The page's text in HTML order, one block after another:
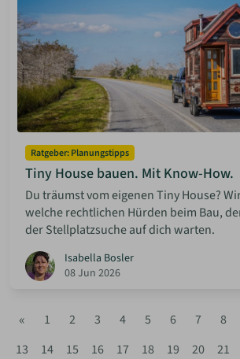
Ratgeber: Planungstipps
Tiny House bauen. Mit Know-How.
Du träumst vom eigenen Tiny House?
welche rechtlichen Hürden beim Bau,
der Stellplatzsuche auf dich warten.
Isabella Bosler
08 Jun 2026
« 1 2 3 4 5 6 7 8
13
14 15 16 17 18 19 20 21